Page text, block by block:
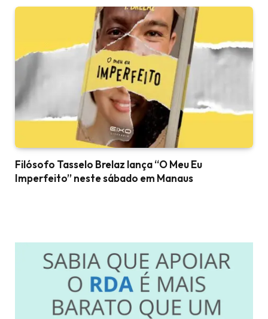
Filósofo Tasselo Brelaz lança “O Meu Eu
Imperfeito” neste sábado em Manaus